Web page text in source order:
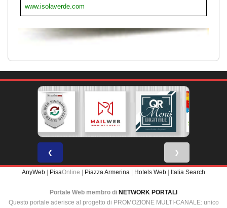
www.isolaverde.com
❮ ❯
AnyWeb PisaOnline | Piazza Armerina Hotels Web Italia Search
Portale Web membro di NETWORK PORTALI
Questo portale aderisce al progetto di PROMOZIONE MULTI-CANALE: unico